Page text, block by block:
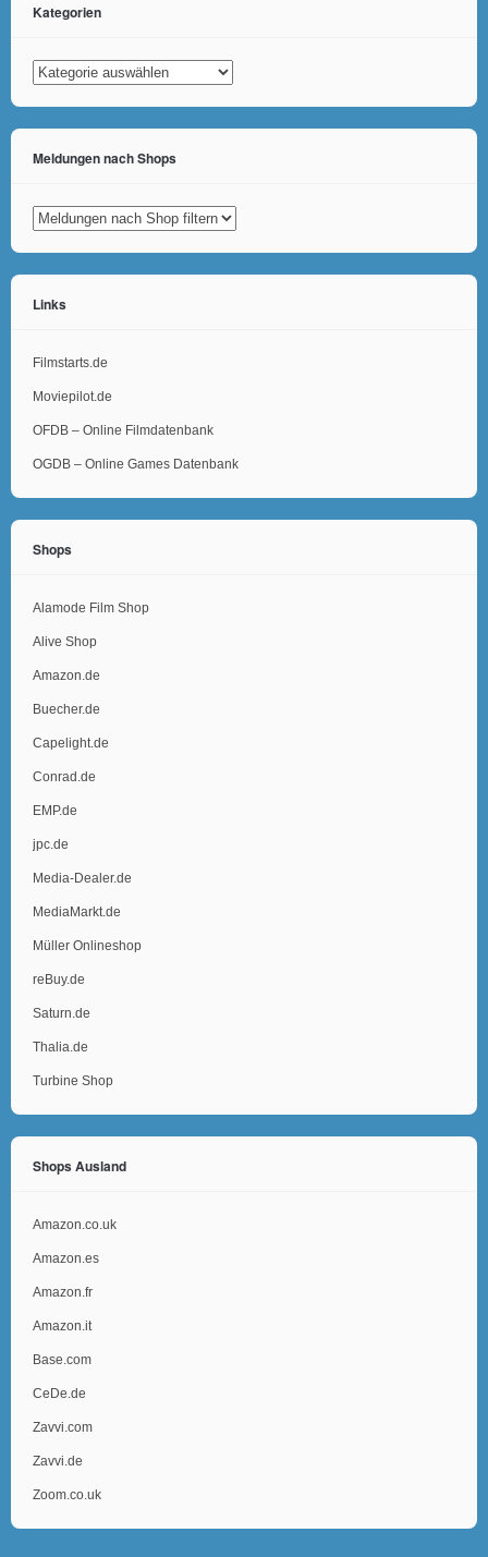
Kategorien
Kategorien
Meldungen nach Shops
Links
Filmstarts.de
Moviepilot.de
OFDB – Online Filmdatenbank
OGDB – Online Games Datenbank
Shops
Alamode Film Shop
Alive Shop
Amazon.de
Buecher.de
Capelight.de
Conrad.de
EMP.de
jpc.de
Media-Dealer.de
MediaMarkt.de
Müller Onlineshop
reBuy.de
Saturn.de
Thalia.de
Turbine Shop
Shops Ausland
Amazon.co.uk
Amazon.es
Amazon.fr
Amazon.it
Base.com
CeDe.de
Zavvi.com
Zavvi.de
Zoom.co.uk